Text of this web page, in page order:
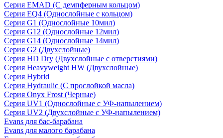
Серия EMAD (С демпферным кольцом)
Серия EQ4 (Однослойные с кольцом)
Серия G1 (Однослойные 10мил)
Серия G12 (Однослойные 12мил)
Серия G14 (Однослойные 14мил)
Серия G2 (Двухслойные)
Серия HD Dry (Двухслойные с отверстиями)
Серия Heavyweight HW (Двухслойные)
Серия Hybrid
Серия Hydraulic (С прослойкой масла)
Серия Onyx Frost (Черные)
Серия UV1 (Однослойные с УФ-напылением)
Серия UV2 (Двухслойные с УФ-напылением)
Evans для бас-барабана
Evans для малого барабана